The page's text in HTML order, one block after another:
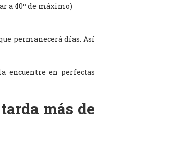
a 40º de máximo)
permanecerá días. Así
encuentre en perfectas
más de